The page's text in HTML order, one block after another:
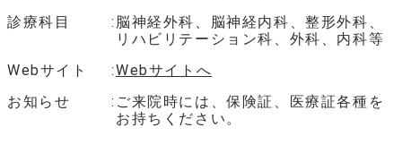
診療科目
脳神経外科、脳神経内科、整形外科、
リハビリテーション科、外科、内科等
Webサイト
Webサイトへ
お知らせ
ご来院時には、保険証、医療証各種を
お持ちください。